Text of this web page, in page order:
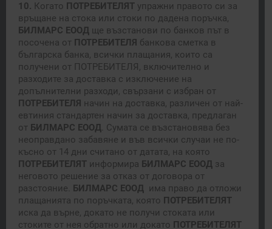
10. Когато ПОТРЕБИТЕЛЯТ упражни правото си за
връщане на стока или стоки по дадена поръчка,
БИЛМАРС ЕООД ще възстанови по банков път в
посочена от ПОТРЕБИТЕЛЯ банкова сметка в
българска банка, всички плащания, които са
получени от ПОТРЕБИТЕЛЯ, включително и
разходите за доставка с изключение на
допълнителни разходи, свързани с избран от
ПОТРЕБИТЕЛЯ начин на доставка, различен от най-
евтиния стандартен начин за доставка, предлаган
от БИЛМАРС ЕООД . Сумата се възстановява без
неоправдано забавяне и във всички случаи не по-
късно от 14 дни считано от датата, на която
ПОТРЕБИТЕЛЯТ информира БИЛМАРС ЕООД за
неговото решение за отказ от договора от
разстояние.
БИЛМАРС ЕООД има право да отложи
плащанията по поръчката, която ПОТРЕБИТЕЛЯТ
иска да върне, докато не получи стоката или
стоките от нея обратно или докато ПОТРЕБИТЕЛЯТ